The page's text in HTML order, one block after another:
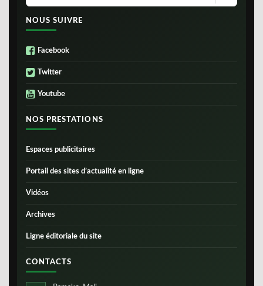
NOUS SUIVRE
Facebook
Twitter
Youtube
NOS PRESTATIONS
Espaces publicitaires
Portail des sites d’actualité en ligne
Vidéos
Archives
Ligne éditoriale du site
CONTACTS